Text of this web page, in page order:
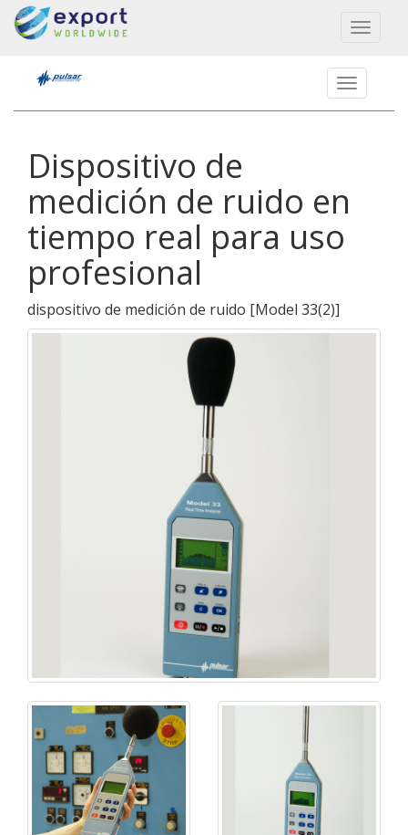
Toggle
Dispositivo de
medición de ruido en
tiempo real para uso
profesional
dispositivo de medición de ruido [Model 33(2)]